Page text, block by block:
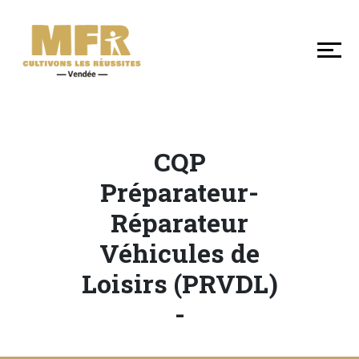
DÉCOUVRIR
NOS
MFR
CQP
Préparateur-
Réparateur
Véhicules de
Loisirs (PRVDL)
-